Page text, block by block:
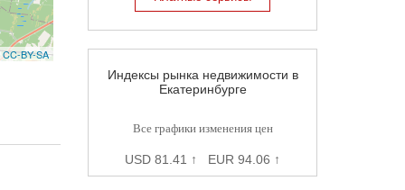
CC-BY-SA
Индексы рынка недвижимости в
Екатеринбурге
Все графики изменения цен
USD 81.41 ↑ EUR 94.06 ↑